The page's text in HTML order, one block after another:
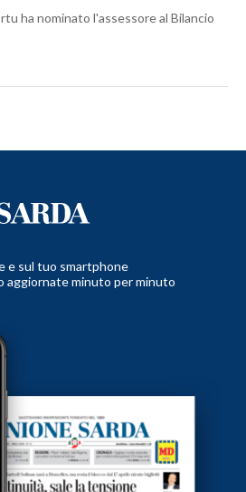
ha nominato l'assessore al Bilancio
e sul tuo smartphone
aggiornate minuto per minuto